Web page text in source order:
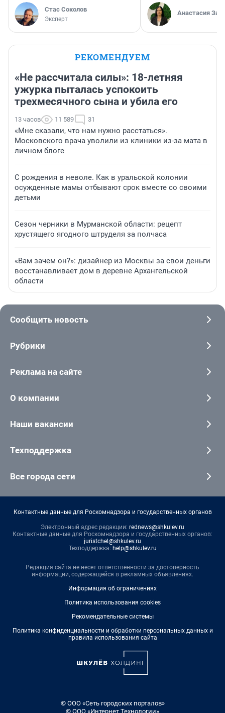
Стас Соколов
Эксперт
Анастасия
РЕКОМЕНДУЕМ
«Не рассчитала силы»: 18-летняя
ужурка пыталась успокоить
трехмесячного сына и убила его
13 часов 11 589 31
«Мне сказали, что нам нужно расстаться».
Московского врача уволили из клиники из-за мата в
личном блоге
С рождения в неволе. Как в уральской колонии
осужденные мамы отбывают срок вместе со своими
детьми
Сезон черники в Мурманской области: рецепт
хрустящего ягодного штруделя за полчаса
«Вам зачем он?»: дизайнер из Москвы за свои деньги
восстанавливает дом в деревне Архангельской
области
Сообщить новость
Рубрики
Реклама на сайте
О компании
Наши вакансии
Техподдержка
Все города сети
Контактные данные для Роскомнадзора и государственных органов
Электронный адрес редакции: rednews@shkulev.ru
Контактные данные для Роскомнадзора и государственных органов:
juristchel@shkulev.ru
Техподдержка: help@shkulev.ru
Редакция сайта не несет ответственности за достоверность
информации, содержащейся в рекламных объявлениях.
Информация об ограничениях
Политика использования cookies
Рекомендательные системы
Политика конфиденциальности и обработки персональных данных и
правила использования сайта
© ООО «Сеть городских порталов»
© ООО «Интернет Технологии»